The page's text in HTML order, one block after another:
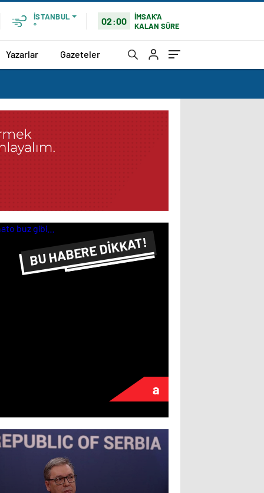
İSTANBUL
°
02:00
İMSAK'A
KALAN SÜRE
Yazarlar Gazeteler
SON DAKİKA
FLAŞ FLAŞ...
BU HABERE DİKKAT!
a